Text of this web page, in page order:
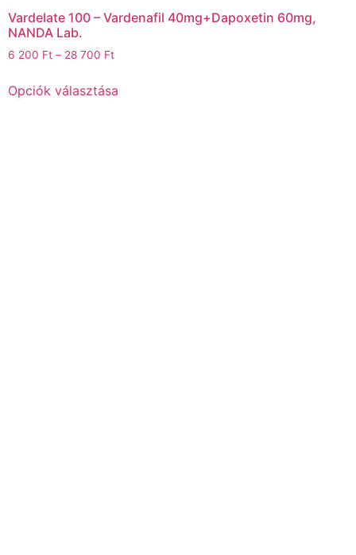
Vardelate 100 – Vardenafil 40mg+Dapoxetin 60mg,
NANDA Lab.
6 200 Ft – 28 700 Ft
Opciók választása